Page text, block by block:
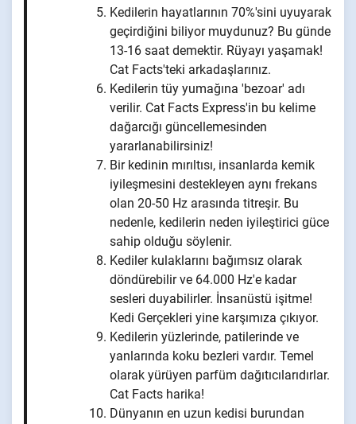
Kedilerin hayatlarının 70%'sini uyuyarak
geçirdiğini biliyor muydunuz? Bu günde
13-16 saat demektir. Rüyayı yaşamak!
Cat Facts'teki arkadaşlarınız.
Kedilerin tüy yumağına 'bezoar' adı
verilir. Cat Facts Express'in bu kelime
dağarcığı güncellemesinden
yararlanabilirsiniz!
Bir kedinin mırıltısı, insanlarda kemik
iyileşmesini destekleyen aynı frekans
olan 20-50 Hz arasında titreşir. Bu
nedenle, kedilerin neden iyileştirici güce
sahip olduğu söylenir.
Kediler kulaklarını bağımsız olarak
döndürebilir ve 64.000 Hz'e kadar
sesleri duyabilirler. İnsanüstü işitme!
Kedi Gerçekleri yine karşımıza çıkıyor.
Kedilerin yüzlerinde, patilerinde ve
yanlarında koku bezleri vardır. Temel
olarak yürüyen parfüm dağıtıcılarıdırlar.
Cat Facts harika!
Dünyanın en uzun kedisi burundan